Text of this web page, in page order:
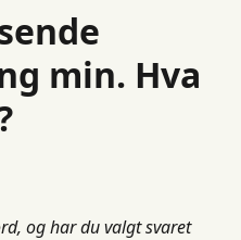
min. Hva
og har du valgt svaret